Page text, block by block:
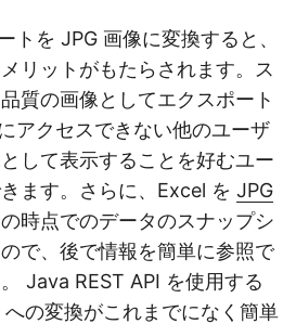
トを JPG 画像に変換すると、
リットがもたらされます。ス
質の画像としてエクスポート
アクセスできない他のユーザ
して表示することを好むユー
ます。さらに、Excel を JPG
時点でのデータのスナップシ
で、後で情報を簡単に参照で
Java REST API を使用する
の変換がこれまでになく簡単